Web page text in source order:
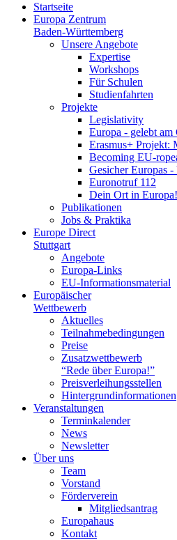
Startseite
Europa Zentrum
Baden-Württemberg
Unsere Angebote
Expertise
Workshops
Für Schulen
Studienfahrten
Projekte
Legislativity
Europa - gelebt am
Erasmus+ Projekt:
Becoming EU-
Gesicher Europas
Euronotruf 112
Dein Ort in Europa!
Publikationen
Jobs & Praktika
Europe Direct
Stuttgart
Angebote
Europa-Links
EU-Informationsmaterial
Europäischer
Wettbewerb
Aktuelles
Teilnahme­bedingungen
Preise
Zusatzwettbewerb
“Rede über Europa!”
Preisverleihungsstellen
Hintergrundinformationen
Veranstaltungen
Terminkalender
News
Newsletter
Über uns
Team
Vorstand
Förderverein
Mitgliedsantrag
Europahaus
Kontakt